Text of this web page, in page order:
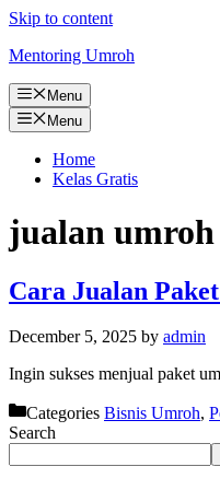
Skip to content
Mentoring Umroh
Menu
Menu
Home
Kelas Gratis
jualan umroh
Cara Jualan
December 5, 2025 by admin
Ingin sukses menjual paket
Categories Bisnis Umroh,
Search